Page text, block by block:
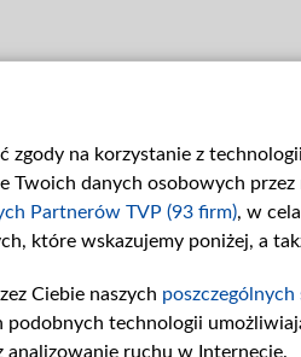
zgody na korzystanie z
danych osobowych
Partnerów TVP (93 firm), w
które wskazujemy poniżej, a
Ciebie naszych
technologii
analizowanie ruchu w Internecie.